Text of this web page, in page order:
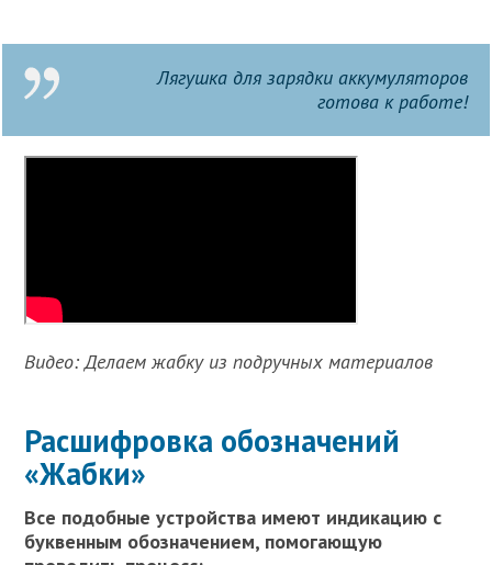
Лягушка для зарядки аккумуляторов
готова к работе!
Видео: Делаем жабку из подручных материалов
Расшифровка обозначений
«Жабки»
Все подобные устройства имеют индикацию с
буквенным обозначением, помогающую